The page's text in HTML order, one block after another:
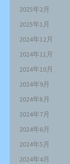
2025年2月
2025年1月
2024年12月
2024年11月
2024年10月
2024年9月
2024年8月
2024年7月
2024年6月
2024年5月
2024年4月